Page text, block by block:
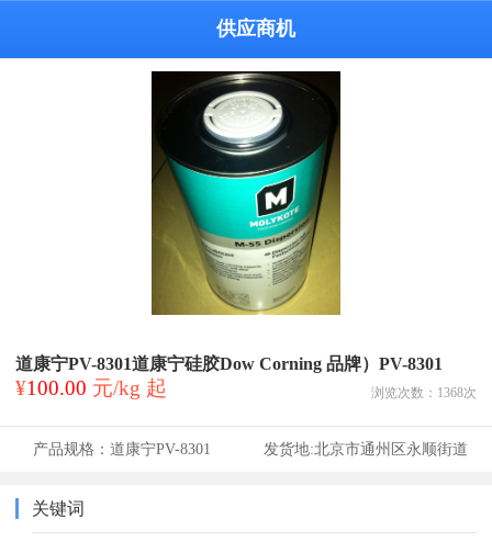
供应商机
道康宁PV-8301道康宁硅胶Dow Corning 品牌）PV-8301
¥100.00 元/kg 起 浏览次数： 1368次
产品规格： 道康宁PV-8301 发货地:北京市通州区永顺街道
关键词